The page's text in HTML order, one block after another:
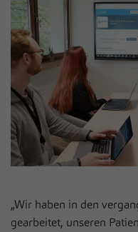
„Wir haben in den
gearbeitet, unseren
Zugang
Laufzeit 13
Zweck
Cookie
Erzeugt
Wir verwenden auf
zusätzliche Informationen